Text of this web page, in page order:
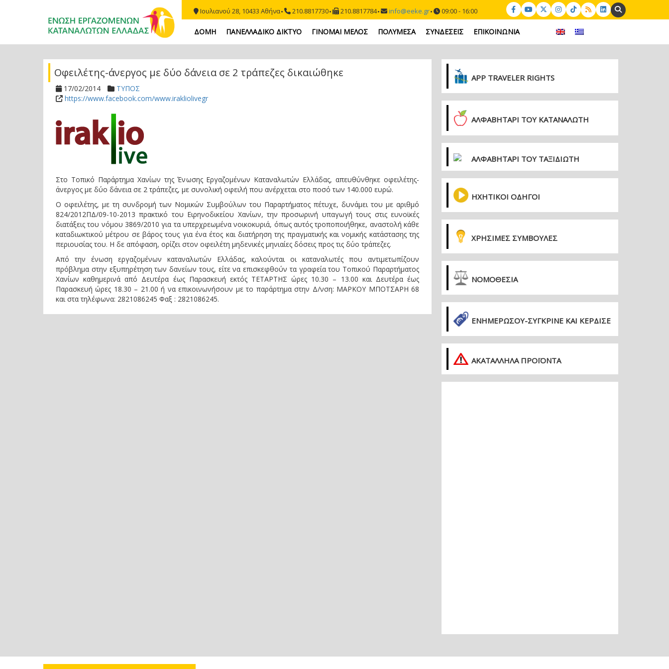
Ιουλιανού 28, 10433 Αθήνα 210.8817730 210.8817784 info@eeke.gr 09:00 - 16:00 Search:
ΔΟΜΗ ΠΑΝΕΛΛΑΔΙΚΟ ΔΙΚΤΥΟ ΓΙΝΟΜΑΙ ΜΕΛΟΣ ΠΟΛΥΜΕΣΑ ΣΥΝΔΕΣΕΙΣ ΕΠΙΚΟΙΝΩΝΙΑ
Οφειλέτης-άνεργος με δύο δάνεια σε 2 τράπεζες δικαιώθηκε
17/02/2014
ΤΥΠΟΣ
https://www.facebook.com/www.irakliolivegr
Στο Τοπικό Παράρτημα Χανίων της Ένωσης Εργαζομένων Καταναλωτών Ελλάδας, απευθύνθηκε οφειλέτης-
άνεργος με δύο δάνεια σε 2 τράπεζες, με συνολική οφειλή που ανέρχεται στο ποσό των 140.000 ευρώ.
Ο οφειλέτης, με τη συνδρομή των Νομικών Συμβούλων του Παραρτήματος πέτυχε, δυνάμει του με αριθμό
824/2012ΠΔ/09-10-2013 πρακτικό του Ειρηνοδικείου Χανίων, την προσωρινή υπαγωγή τους στις ευνοϊκές
διατάξεις του νόμου 3869/2010 για τα υπερχρεωμένα νοικοκυριά, όπως αυτός τροποποιήθηκε, αναστολή κάθε
καταδιωκτικού μέτρου σε βάρος τους για ένα έτος και διατήρηση της πραγματικής και νομικής κατάστασης της
περιουσίας του. Η δε απόφαση, ορίζει στον οφειλέτη μηδενικές μηνιαίες δόσεις προς τις δύο τράπεζες.
Από την ένωση εργαζομένων καταναλωτών Ελλάδας, καλούνται οι καταναλωτές που αντιμετωπίζουν
πρόβλημα στην εξυπηρέτηση των δανείων τους, είτε να επισκεφθούν τα γραφεία του Τοπικού Παραρτήματος
Χανίων καθημερινά από Δευτέρα έως Παρασκευή εκτός ΤΕΤΑΡΤΗΣ ώρες 10.30 – 13.00 και Δευτέρα έως
Παρασκευή ώρες 18.30 – 21.00 ή να επικοινωνήσουν με το παράρτημα στην Δ/νση: ΜΑΡΚΟΥ ΜΠΟΤΣΑΡΗ 68
και στα τηλέφωνα: 2821086245 Φαξ : 2821086245.
APP TRAVELER RIGHTS
ΑΛΦΑΒΗΤΑΡΙ ΤΟΥ ΚΑΤΑΝΑΛΩΤΗ
ΑΛΦΑΒΗΤΑΡΙ ΤΟΥ ΤΑΞΙΔΙΩΤΗ
ΗΧΗΤΙΚΟΙ ΟΔΗΓΟΙ
ΧΡΗΣΙΜΕΣ ΣΥΜΒΟΥΛΕΣ
ΝΟΜΟΘΕΣΙΑ
ΕΝΗΜΕΡΏΣΟΥ-ΣΎΓΚΡΙΝΕ ΚΑΙ ΚΈΡΔΙΣΕ
ΑΚΑΤΑΛΛΗΛΑ ΠΡΟΪΟΝΤΑ